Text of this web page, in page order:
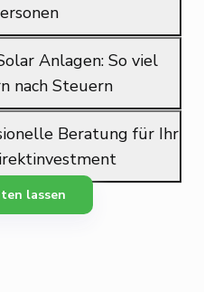
Anlagen: So viel
nach Steuern
Beratung für Ihr
lassen